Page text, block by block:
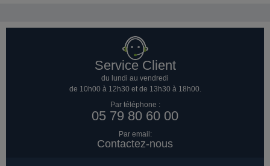
Service Client
du lundi au vendredi
de 10h00 à 12h30 et de 13h30 à 18h00.
Par téléphone :
05 79 80 60 00
Par email:
Contactez-nous